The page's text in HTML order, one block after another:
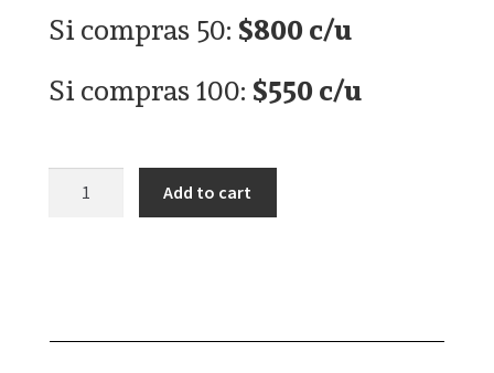
Si compras 50:$800 c/u
Si compras 100:$550 c/u
Add to cart